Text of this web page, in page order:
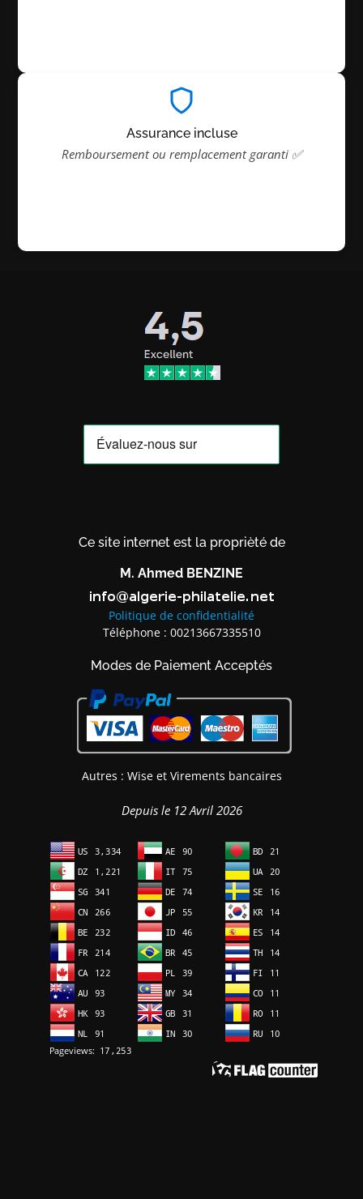
Assurance incluse
Remboursement ou remplacement garanti ✅
Ce site internet est la proprièté de
M. Ahmed BENZINE
Politique de confidentialité
Téléphone : 00213667335510
Modes de Paiement Acceptés
Autres : Wise et Virements bancaires
Depuis le 12 Avril 2026